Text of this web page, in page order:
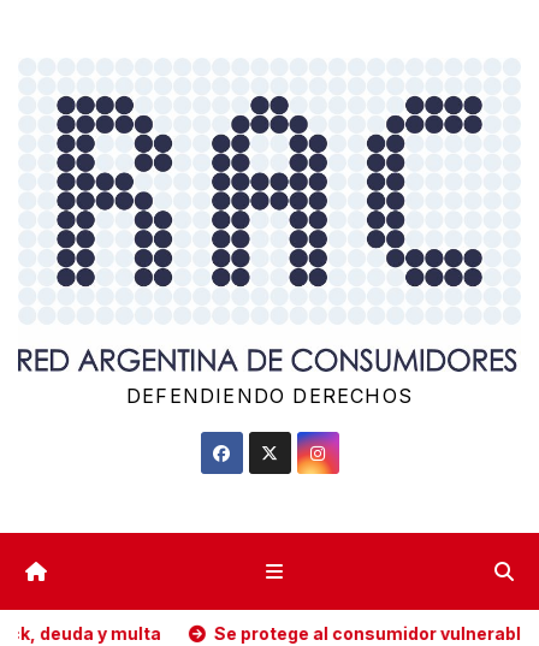
contenido
DEFENDIENDO DERECHOS
y multa Se protege al consumidor vulnerable